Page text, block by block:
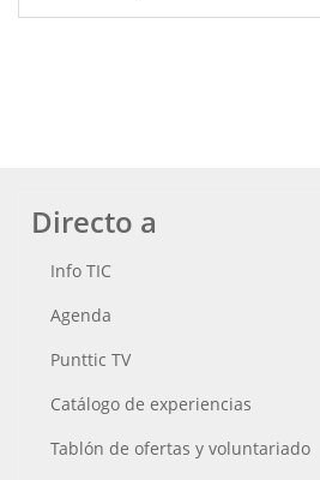
Directo a
Info TIC
Agenda
Punttic TV
Catálogo de experiencias
Tablón de ofertas y voluntariado